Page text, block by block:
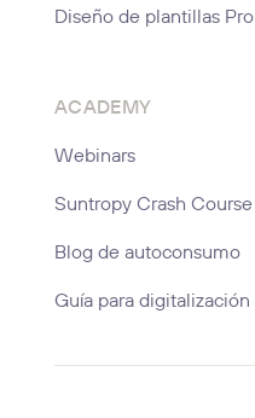
Diseño de plantillas Pro
ACADEMY
Webinars
Suntropy Crash Course
Blog de autoconsumo
Guía para digitalización